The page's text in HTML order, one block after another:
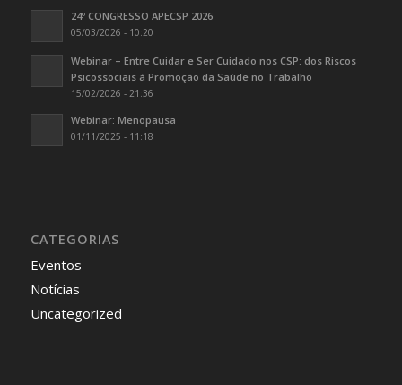
24º CONGRESSO APECSP 2026
05/03/2026 - 10:20
Webinar – Entre Cuidar e Ser Cuidado nos CSP: dos Riscos
Psicossociais à Promoção da Saúde no Trabalho
15/02/2026 - 21:36
Webinar: Menopausa
01/11/2025 - 11:18
CATEGORIAS
Eventos
Notícias
Uncategorized